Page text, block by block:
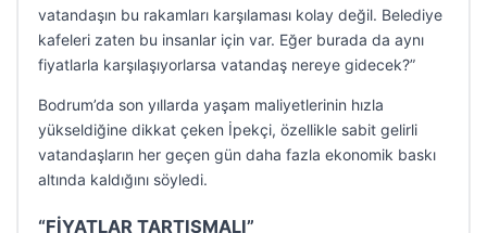
vatandaşın bu rakamları karşılaması kolay değil. Belediye
kafeleri zaten bu insanlar için var. Eğer burada da aynı
fiyatlarla karşılaşıyorlarsa vatandaş nereye gidecek?”
Bodrum’da son yıllarda yaşam maliyetlerinin hızla
yükseldiğine dikkat çeken İpekçi, özellikle sabit gelirli
vatandaşların her geçen gün daha fazla ekonomik baskı
altında kaldığını söyledi.
“FİYATLAR TARTIŞMALI”